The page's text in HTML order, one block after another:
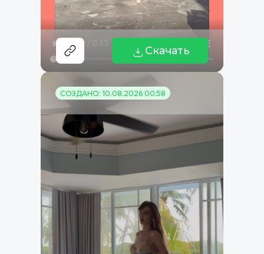
Скачать
СОЗДАНО: 10.08.2026 00:58